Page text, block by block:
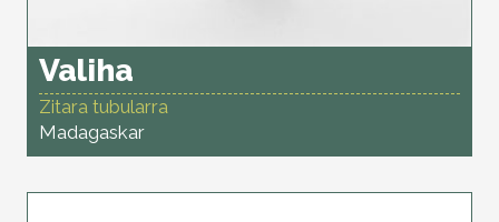
Valiha
Zitara tubularra
Madagaskar